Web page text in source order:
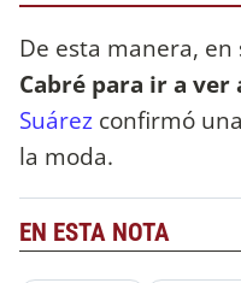
De esta manera, en
Cabré para ir a ver
Suárez confirmó
la moda.
EN ESTA NOTA